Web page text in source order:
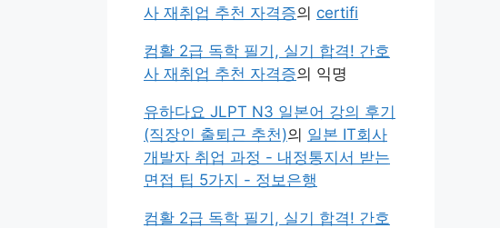
사 재취업 추천 자격증의 certifi
컴활 2급 독학 필기, 실기 합격! 간호
사 재취업 추천 자격증의 익명
유하다요 JLPT N3 일본어 강의 후기
(직장인 출퇴근 추천)의 일본 IT회사
개발자 취업 과정 - 내정통지서 받는
면접 팁 5가지 - 정보은행
컴활 2급 독학 필기, 실기 합격! 간호